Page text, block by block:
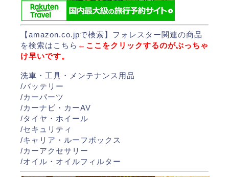
【amazon.co.jpで検索】 フォレスター関連の商品
を検索はこちら ←ここをクリックするのがぶっちゃ
け早いです。
洗車・工具・メンテナンス用品
/バッテリー
/カーパーツ
/カーナビ・カーAV
/タイヤ・ホイール
/セキュリティ
/キャリア・ルーフボックス
/カーアクセサリー
/オイル・オイルフィルター